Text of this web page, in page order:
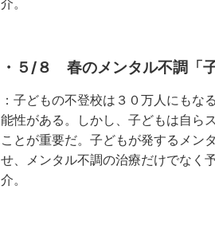
介。
・５/８ 春のメンタル不調「
：子どもの不登校は３０万人にも
能性がある。しかし、子どもは自ら
ことが重要だ。子どもが発するメン
せ、メンタル不調の治療だけでなく
介。